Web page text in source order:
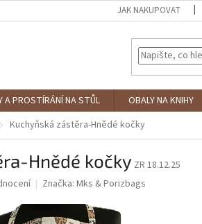
JAK NAKUPOVAT
A PROSTÍRÁNÍ NA STŮL OBALY NA KNIHY
Kuchyňská zástěra-Hnědé kočky
Hnědé kočky ZR 18.12.25
Značka: Mks & Porizbags